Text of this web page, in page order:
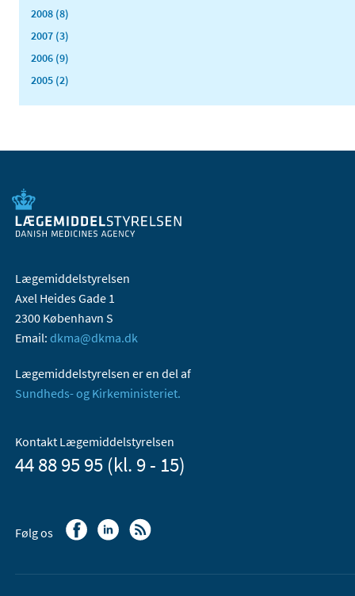
2008 (8)
2007 (3)
2006 (9)
2005 (2)
Lægemiddelstyrelsen
Axel Heides Gade 1
2300 København S
Email: dkma@dkma.dk
Lægemiddelstyrelsen er en del af
Sundheds- og Kirkeministeriet.
Kontakt Lægemiddelstyrelsen
44 88 95 95 (kl. 9 - 15)
Følg os